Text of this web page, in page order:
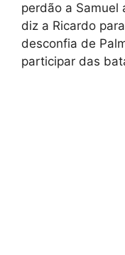
perdão a Samuel
diz a Ricardo
desconfia de
participar das